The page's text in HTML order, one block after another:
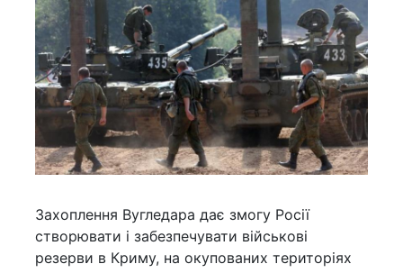
Захоплення Вугледара дає змогу Росії
створювати і забезпечувати військові
резерви в Криму, на окупованих територіях